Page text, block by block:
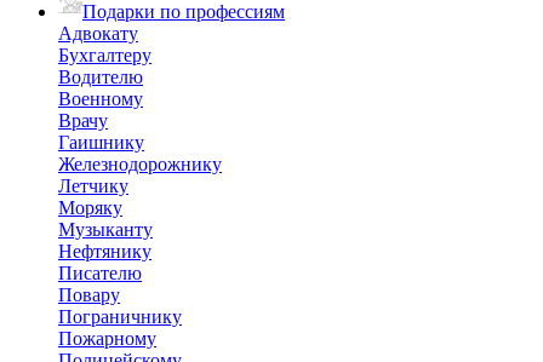
Подарки по профессиям
Адвокату
Бухгалтеру
Водителю
Военному
Врачу
Гаишнику
Железнодорожнику
Летчику
Моряку
Музыканту
Нефтянику
Писателю
Повару
Пограничнику
Пожарному